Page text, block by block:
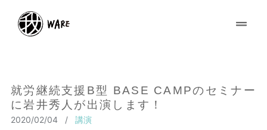
就労継続支援B型 BASE CAMPのセミナー
に岩井秀人が出演します！
2020/02/04 / 講演